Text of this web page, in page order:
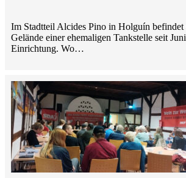
Im Stadtteil Alcides Pino in Holguín befindet
Gelände einer ehemaligen Tankstelle seit
Einrichtung. Wo…